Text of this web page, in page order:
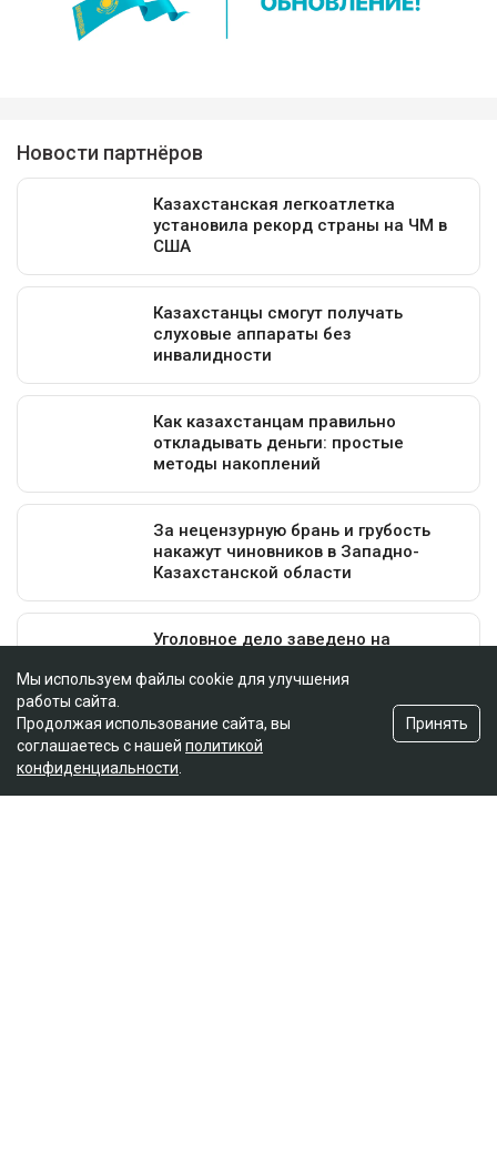
Мы используем файлы cookie для улучшения
работы сайта.
Продолжая использование сайта, вы
соглашаетесь с нашей политикой
конфиденциальности
Принять